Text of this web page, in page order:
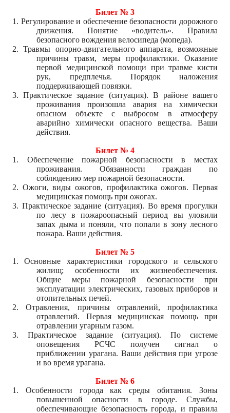
Билет № 3
1. Регулирование и обеспечение безопасности дорожного
движения. Понятие «водитель». Правила
безопасного вождения велосипеда (мопеда).
2. Травмы опорно-двигательного аппарата, возможные
причины травм, меры профилактики. Оказание
первой медицинской помощи при травме кисти
рук, предплечья. Порядок наложения
поддерживающей повязки.
3. Практическое задание (ситуация). В районе вашего
проживания произошла авария на химически
опасном объекте с выбросом в атмосферу
аварийно химически опасного вещества. Ваши
действия.
Билет № 4
1. Обеспечение пожарной безопасности в местах
проживания. Обязанности граждан по
соблюдению мер пожарной безопасности.
2. Ожоги, виды ожогов, профилактика ожогов. Первая
медицинская помощь при ожогах.
3. Практическое задание (ситуация). Во время прогулки
по лесу в пожароопасный период вы уловили
запах дыма и поняли, что попали в зону лесного
пожара. Ваши действия.
Билет № 5
1. Основные характеристики городского и сельского
жилищ; особенности их жизнеобеспечения.
Общие меры пожарной безопасности при
эксплуатации электрических, газовых приборов и
отопительных печей.
2. Отравления, причины отравлений, профилактика
отравлений. Первая медицинская помощь при
отравлении угарным газом.
3. Практическое задание (ситуация). По системе
оповещения РСЧС получен сигнал о
приближении урагана. Ваши действия при угрозе
и во время урагана.
Билет № 6
1. Особенности города как среды обитания. Зоны
повышенной опасности в городе. Службы,
обеспечивающие безопасность города, и правила